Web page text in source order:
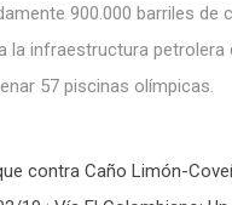
900.000 barriles de
la infraestructura petrolera
57 piscinas olímpicas.
contra Caño Limón-